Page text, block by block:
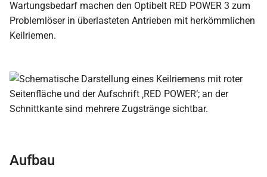
Wartungsbedarf machen den Optibelt RED POWER 3 zum
Problemlöser in überlasteten Antrieben mit herkömmlichen
Keilriemen.
Aufbau